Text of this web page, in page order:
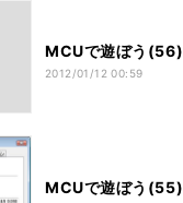
MCUで遊ぼう(56)
2012/01/12 00:59
MCUで遊ぼう(55)